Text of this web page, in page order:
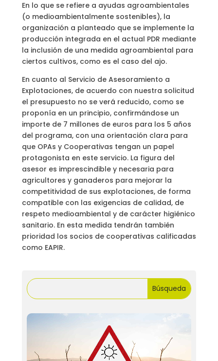
En lo que se refiere a ayudas agroambientales
(o medioambientalmente sostenibles), la
organización a planteado que se implemente la
producción integrada en el actual PDR mediante
la inclusión de una medida agroambiental para
ciertos cultivos, como es el caso del ajo.
En cuanto al Servicio de Asesoramiento a
Explotaciones, de acuerdo con nuestra solicitud
el presupuesto no se verá reducido, como se
proponía en un principio, confirmándose un
importe de 7 millones de euros para los 5 años
del programa, con una orientación clara para
que OPAs y Cooperativas tengan un papel
protagonista en este servicio. La figura del
asesor es imprescindible y necesaria para
agricultores y ganaderos para mejorar la
competitividad de sus explotaciones, de forma
compatible con las exigencias de calidad, de
respeto medioambiental y de carácter higiénico
sanitario. En esta medida tendrán también
prioridad los socios de cooperativas calificadas
como EAPIR.